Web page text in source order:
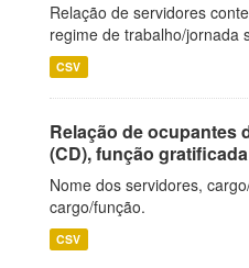
Relação de servidores
regime de trabalho/jornada
CSV
Relação de ocupantes
(CD), função
Nome dos servidores,
cargo/função.
CSV